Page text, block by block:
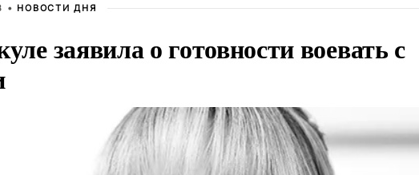
• НОВОСТИ ДНЯ
заявила о готовности воевать с